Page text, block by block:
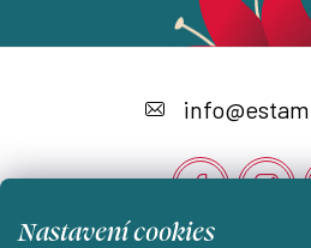
Nastavení cookies
a
info@